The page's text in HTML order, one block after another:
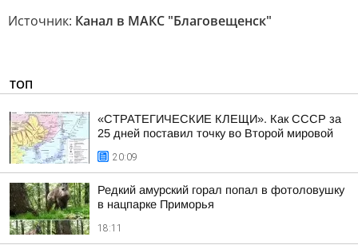
Источник: Канал в МАКС "Благовещенск"
ТОП
«СТРАТЕГИЧЕСКИЕ КЛЕЩИ». Как СССР за
25 дней поставил точку во Второй мировой
20:09
Редкий амурский горал попал в фотоловушку
в нацпарке Приморья
18:11